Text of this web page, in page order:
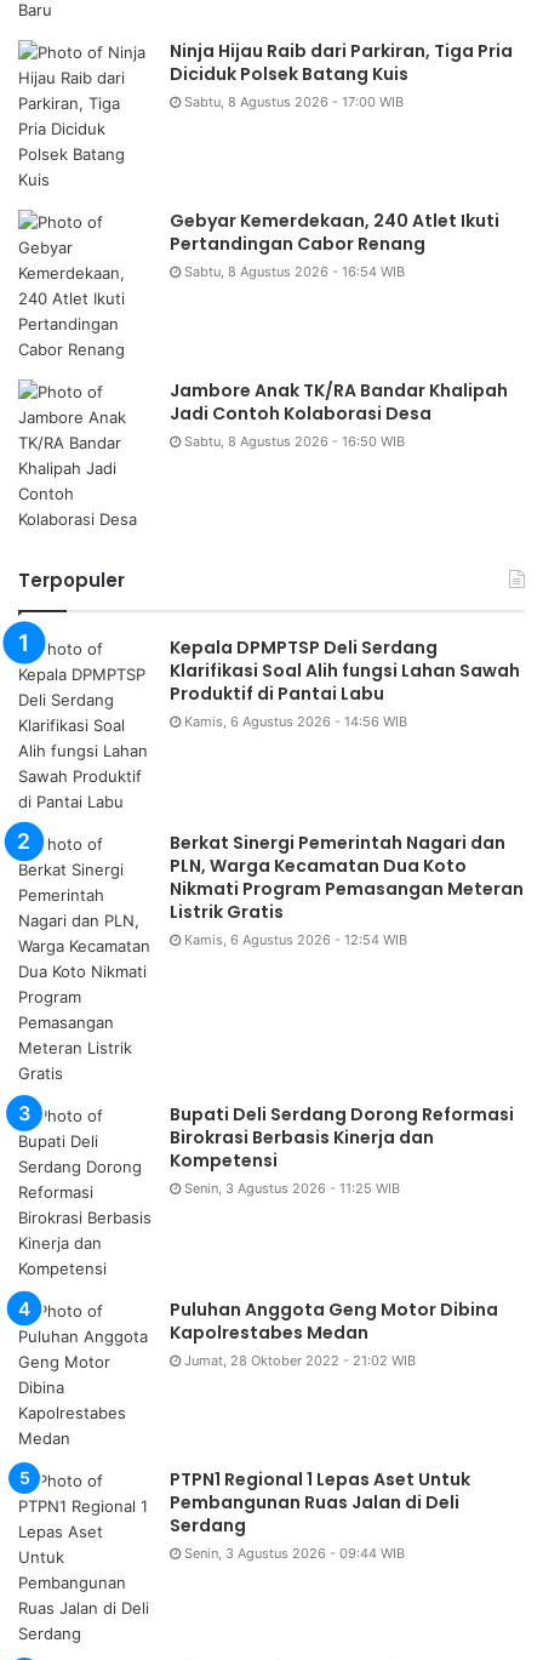
Ninja Hijau Raib dari Parkiran, Tiga Pria
Diciduk Polsek Batang Kuis
Sabtu, 8 Agustus 2026 - 17:00 WIB
Gebyar Kemerdekaan, 240 Atlet Ikuti
Pertandingan Cabor Renang
Sabtu, 8 Agustus 2026 - 16:54 WIB
Jambore Anak TK/RA Bandar Khalipah
Jadi Contoh Kolaborasi Desa
Sabtu, 8 Agustus 2026 - 16:50 WIB
Terpopuler
Kepala DPMPTSP Deli Serdang
Klarifikasi Soal Alih fungsi Lahan Sawah
Produktif di Pantai Labu
Kamis, 6 Agustus 2026 - 14:56 WIB
Berkat Sinergi Pemerintah Nagari dan
PLN, Warga Kecamatan Dua Koto
Nikmati Program Pemasangan Meteran
Listrik Gratis
Kamis, 6 Agustus 2026 - 12:54 WIB
Bupati Deli Serdang Dorong Reformasi
Birokrasi Berbasis Kinerja dan
Kompetensi
Senin, 3 Agustus 2026 - 11:25 WIB
Puluhan Anggota Geng Motor Dibina
Kapolrestabes Medan
Jumat, 28 Oktober 2022 - 21:02 WIB
PTPN1 Regional 1 Lepas Aset Untuk
Pembangunan Ruas Jalan di Deli
Serdang
Senin, 3 Agustus 2026 - 09:44 WIB